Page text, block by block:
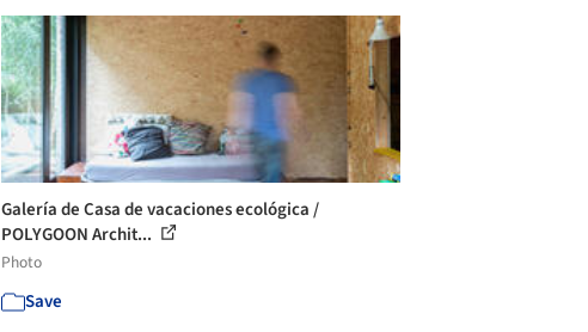
Galería de Casa de vacaciones ecológica /
POLYGOON Archit...
Photo
Save